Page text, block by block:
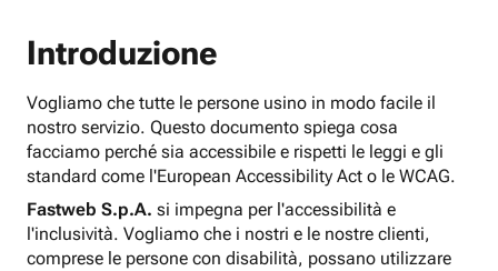
Introduzione
Vogliamo che tutte le persone usino in modo facile il
nostro servizio. Questo documento spiega cosa
facciamo perché sia accessibile e rispetti le leggi e gli
standard come l'European Accessibility Act o le WCAG.
Fastweb S.p.A. si impegna per l'accessibilità e
l'inclusività. Vogliamo che i nostri e le nostre clienti,
comprese le persone con disabilità, possano utilizzare